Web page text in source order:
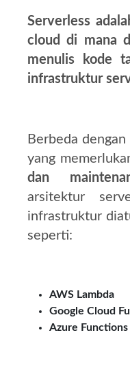
Serverless
cloud di mana
menulis kode
infrastruktur
Berbeda
yang
dan
arsitektur
infrastruktur
seperti:
AWS Lambda
Google Cloud
Azure Functions